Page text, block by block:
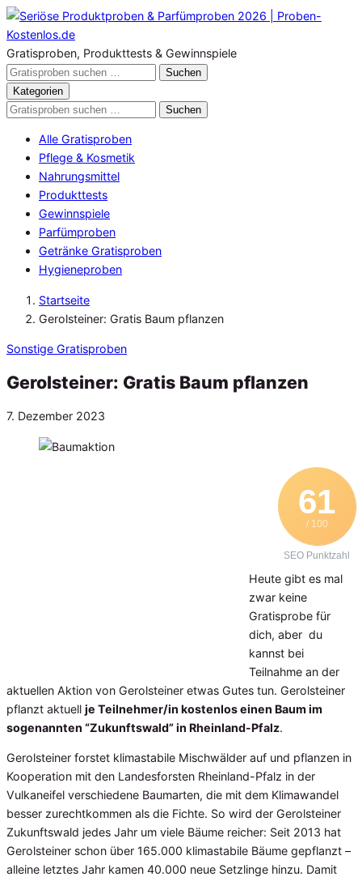
Zum
Inhalt
springen
Gratisproben, Produkttests & Gewinnspiele
Gratisproben
durchsuchen
Suchen
Kategorien
Gratisproben
Suchen
Alle Gratisproben
Pflege & Kosmetik
Nahrungsmittel
Produkttests
Gewinnspiele
Parfümproben
Getränke Gratisproben
Hygieneproben
Startseite
Gerolsteiner: Gratis Baum pflanzen
Sonstige Gratisproben
Gerolsteiner: Gratis Baum pflanzen
Veröffentlicht
7. Dezember 2023
61
/ 100
SEO Punktzahl
Heute gibt es mal
zwar keine
Gratisprobe für
dich, aber du
kannst bei
Teilnahme an der
aktuellen Aktion von Gerolsteiner etwas Gutes tun. Gerolsteiner
pflanzt aktuell je Teilnehmer/in kostenlos einen Baum im
sogenannten “Zukunftswald” in Rheinland-Pfalz.
Gerolsteiner forstet klimastabile Mischwälder auf und pflanzen in
Kooperation mit den Landesforsten Rheinland-Pfalz in der
Vulkaneifel verschiedene Baumarten, die mit dem Klimawandel
besser zurechtkommen als die Fichte. So wird der Gerolsteiner
Zukunftswald jedes Jahr um viele Bäume reicher: Seit 2013 hat
Gerolsteiner schon über 165.000 klimastabile Bäume gepflanzt –
alleine letztes Jahr kamen 40.000 neue Setzlinge hinzu. Damit